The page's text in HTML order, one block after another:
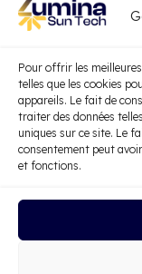
Pour offrir les
telles que les cookies
appareils. Le fait de
traiter des données
uniques sur ce site. Le
consentement peut
et fonctions.